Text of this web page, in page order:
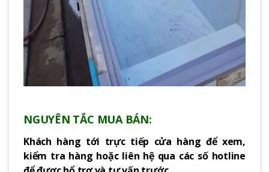
NGUYÊN TẮC MUA BÁN:
Khách hàng tới trực tiếp cửa hàng để xem,
kiểm tra hàng hoặc liên hệ qua các số hotline